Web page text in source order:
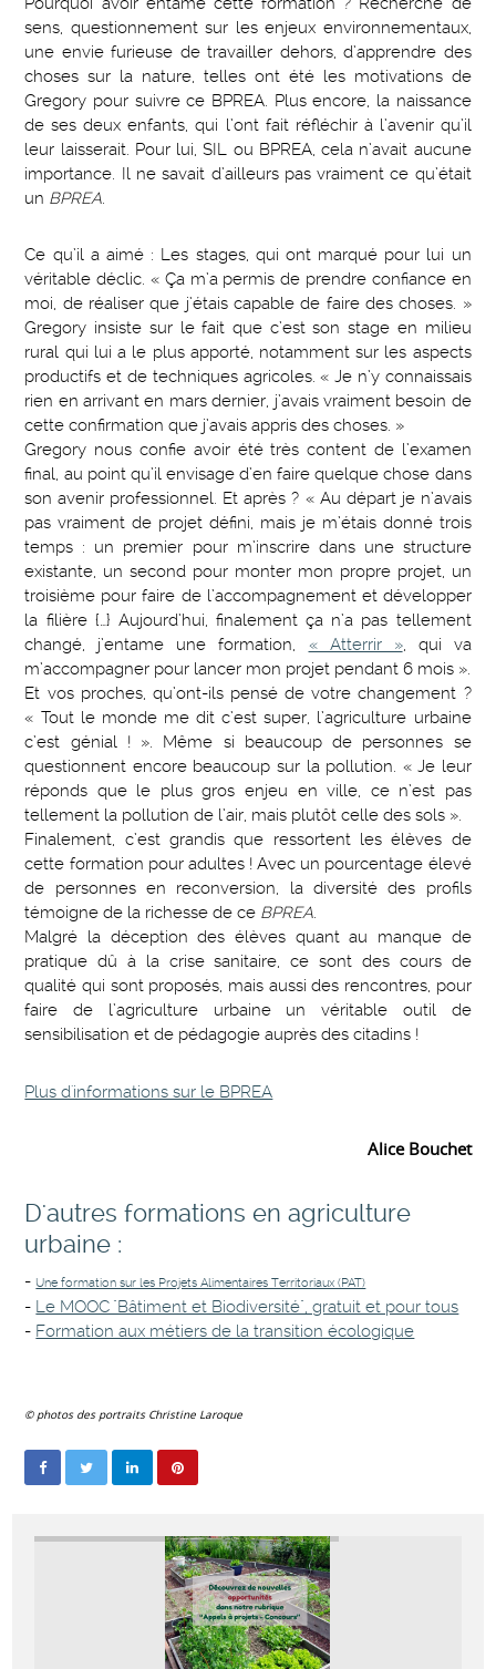
Pourquoi avoir entamé cette formation ? Recherche de
sens, questionnement sur les enjeux environnementaux,
une envie furieuse de travailler dehors, d’apprendre des
choses sur la nature, telles ont été les motivations de
Gregory pour suivre ce BPREA. Plus encore, la naissance
de ses deux enfants, qui l’ont fait réfléchir à l’avenir qu’il
leur laisserait. Pour lui, SIL ou BPREA, cela n’avait aucune
importance. Il ne savait d’ailleurs pas vraiment ce qu’était
un BPREA.
Ce qu’il a aimé : Les stages, qui ont marqué pour lui un
véritable déclic. « Ça m’a permis de prendre confiance en
moi, de réaliser que j’étais capable de faire des choses. »
Gregory insiste sur le fait que c’est son stage en milieu
rural qui lui a le plus apporté, notamment sur les aspects
productifs et de techniques agricoles. « Je n’y connaissais
rien en arrivant en mars dernier, j’avais vraiment besoin de
cette confirmation que j’avais appris des choses. »
Gregory nous confie avoir été très content de l’examen
final, au point qu’il envisage d’en faire quelque chose dans
son avenir professionnel. Et après ? « Au départ je n’avais
pas vraiment de projet défini, mais je m’étais donné trois
temps : un premier pour m’inscrire dans une structure
existante, un second pour monter mon propre projet, un
troisième pour faire de l’accompagnement et développer
la filière {…} Aujourd’hui, finalement ça n’a pas tellement
changé, j’entame une formation, « Atterrir », qui va
m’accompagner pour lancer mon projet pendant 6 mois ».
Et vos proches, qu’ont-ils pensé de votre changement ?
« Tout le monde me dit c’est super, l’agriculture urbaine
c’est génial ! ». Même si beaucoup de personnes se
questionnent encore beaucoup sur la pollution. « Je leur
réponds que le plus gros enjeu en ville, ce n’est pas
tellement la pollution de l’air, mais plutôt celle des sols ».
Finalement, c’est grandis que ressortent les élèves de
cette formation pour adultes ! Avec un pourcentage élevé
de personnes en reconversion, la diversité des profils
témoigne de la richesse de ce BPREA.
Malgré la déception des élèves quant au manque de
pratique dû à la crise sanitaire, ce sont des cours de
qualité qui sont proposés, mais aussi des rencontres, pour
faire de l’agriculture urbaine un véritable outil de
sensibilisation et de pédagogie auprès des citadins !
Plus d'informations sur le BPREA
Alice Bouchet
D'autres formations en agriculture
urbaine :
- Une formation sur les Projets Alimentaires Territoriaux (PAT)
- Le MOOC "Bâtiment et Biodiversité", gratuit et pour tous
- Formation aux métiers de la transition écologique
© photos des portraits Christine Laroque